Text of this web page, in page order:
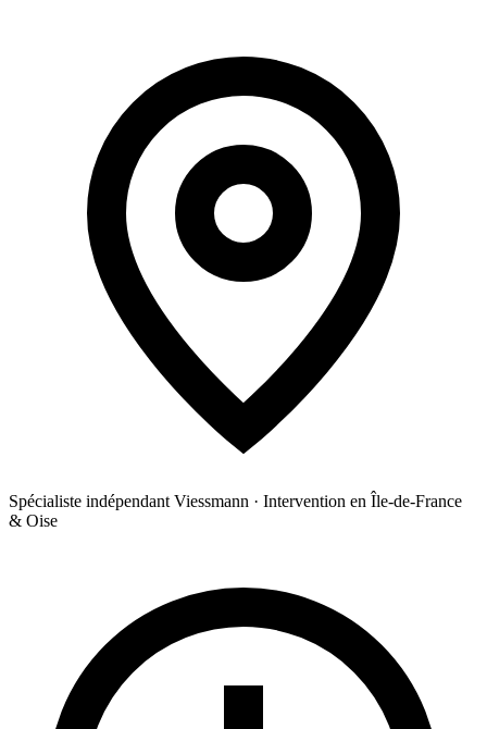
Spécialiste indépendant Viessmann · Intervention en Île-de-France
& Oise